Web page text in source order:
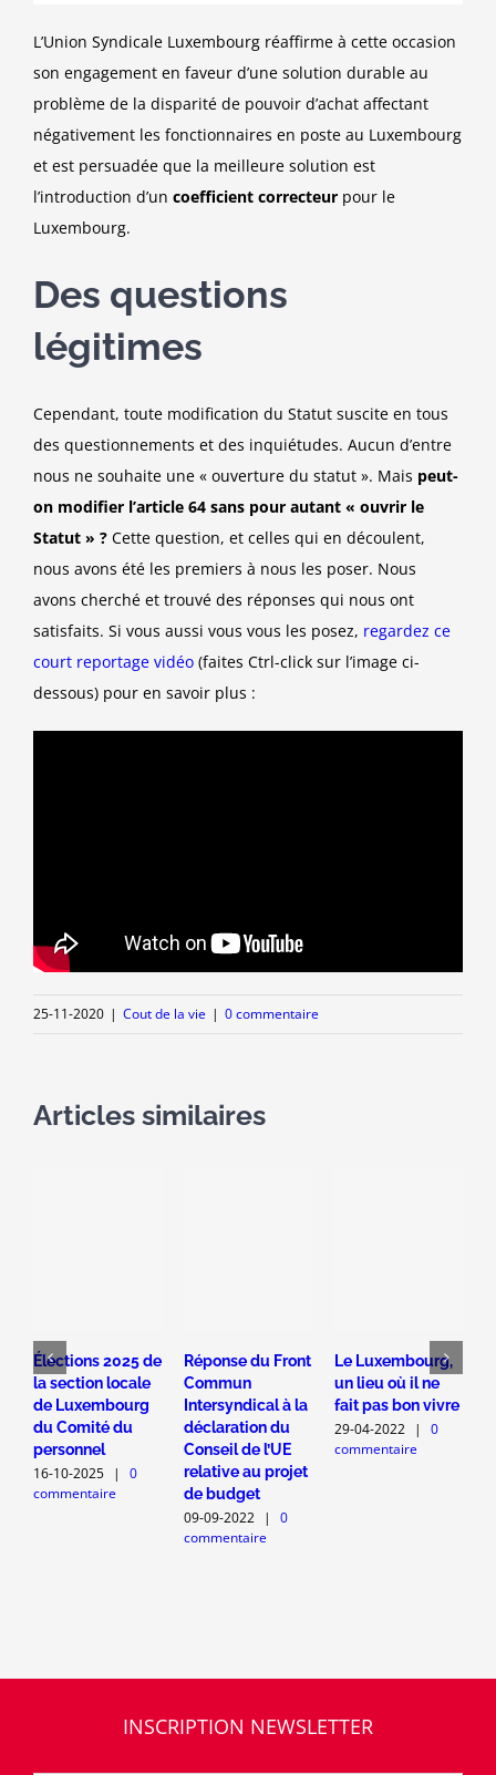
L’Union Syndicale Luxembourg réaffirme à cette occasion
son engagement en faveur d’une solution durable au
problème de la disparité de pouvoir d’achat affectant
négativement les fonctionnaires en poste au Luxembourg
et est persuadée que la meilleure solution est
l’introduction d’un coefficient correcteur pour le
Luxembourg.
Des questions
légitimes
Cependant, toute modification du Statut suscite en tous
des questionnements et des inquiétudes. Aucun d’entre
nous ne souhaite une « ouverture du statut ». Mais peut-
on modifier l’article 64 sans pour autant « ouvrir le
Statut » ? Cette question, et celles qui en découlent,
nous avons été les premiers à nous les poser. Nous
avons cherché et trouvé des réponses qui nous ont
satisfaits. Si vous aussi vous vous les posez, regardez ce
court reportage vidéo (faites Ctrl-click sur l’image ci-
dessous) pour en savoir plus :
25-11-2020 | Cout de la vie | 0 commentaire
Articles similaires
Élections 2025 de
la section locale
de Luxembourg
du Comité du
personnel
16-10-2025 |
0
commentaire
Réponse du Front
Commun
Intersyndical à la
déclaration du
Conseil de l’UE
relative au projet
de budget
09-09-2022 |
0
commentaire
Le Luxembourg,
un lieu où il ne
fait pas bon vivre
29-04-2022 |
0
commentaire
INSCRIPTION NEWSLETTER